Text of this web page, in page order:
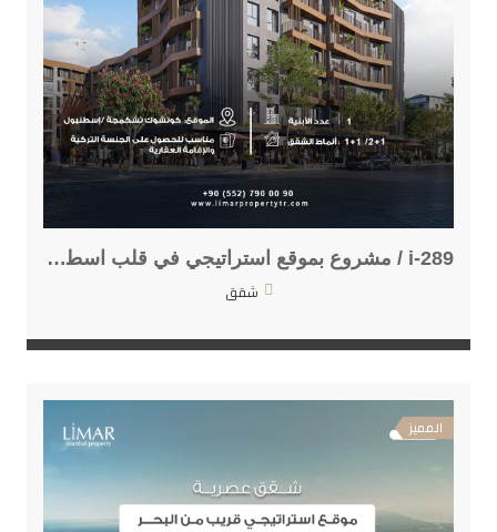
i-289 / مشروع بموقع استراتيجي في قلب اسطنبول
شقق
المميز